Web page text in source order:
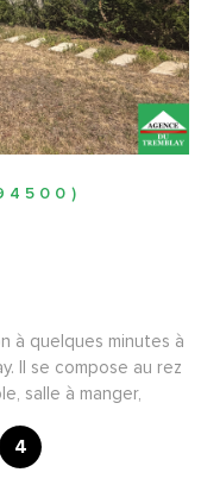
à quelques minutes à
Il se compose au rez
salle à manger,
jardin. A voir au plus
4